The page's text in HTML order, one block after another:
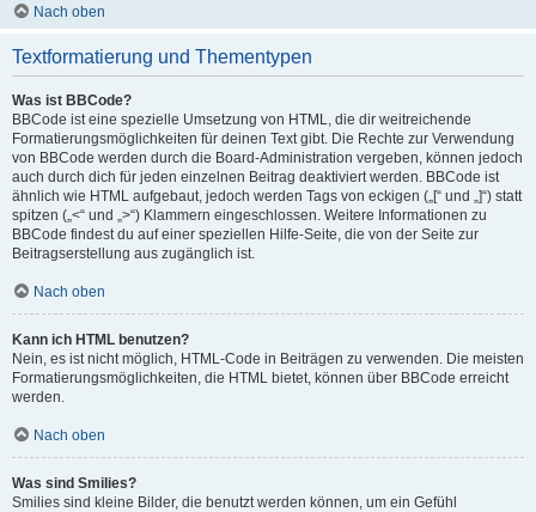
Nach oben
Textformatierung und Thementypen
Was ist BBCode?
BBCode ist eine spezielle Umsetzung von HTML, die dir weitreichende
Formatierungsmöglichkeiten für deinen Text gibt. Die Rechte zur Verwendung
von BBCode werden durch die Board-Administration vergeben, können jedoch
auch durch dich für jeden einzelnen Beitrag deaktiviert werden. BBCode ist
ähnlich wie HTML aufgebaut, jedoch werden Tags von eckigen („[“ und „]“) statt
spitzen („<“ und „>“) Klammern eingeschlossen. Weitere Informationen zu
BBCode findest du auf einer speziellen Hilfe-Seite, die von der Seite zur
Beitragserstellung aus zugänglich ist.
Nach oben
Kann ich HTML benutzen?
Nein, es ist nicht möglich, HTML-Code in Beiträgen zu verwenden. Die meisten
Formatierungsmöglichkeiten, die HTML bietet, können über BBCode erreicht
werden.
Nach oben
Was sind Smilies?
Smilies sind kleine Bilder, die benutzt werden können, um ein Gefühl